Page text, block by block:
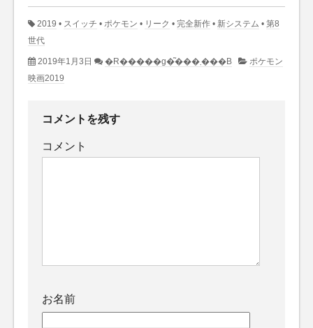
2019 • スイッチ • ポケモン • リーク • 完全新作 • 新システム • 第8
世代
2019年1月3日 �R�����g�͂���܂���B
ポケモン
映画2019
コメントを残す
コメント
お名前